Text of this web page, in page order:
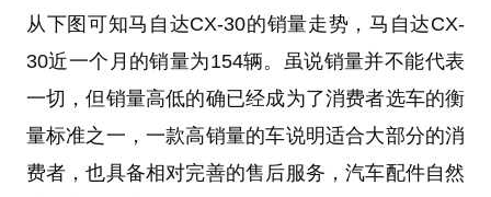
从下图可知马自达CX-30的销量走势，马自达CX-
30近一个月的销量为154辆。虽说销量并不能代表
一切，但销量高低的确已经成为了消费者选车的衡
量标准之一，一款高销量的车说明适合大部分的消
费者，也具备相对完善的售后服务，汽车配件自然